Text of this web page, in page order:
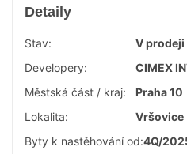
Detaily
Stav:
V prodeji
Developery:
CIMEX
Městská část / kraj:
Praha 10
Lokalita:
Vršovice
Byty k nastěhování od:4Q/